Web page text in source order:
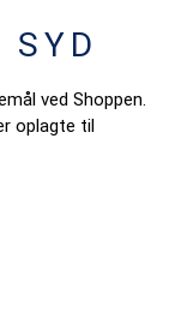
SYD
ved Shoppen.
oplagte til